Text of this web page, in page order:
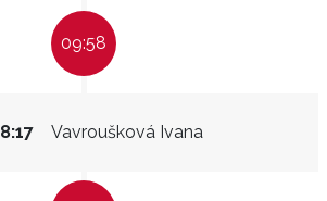
09:58
Vavroušková Ivana
8:17